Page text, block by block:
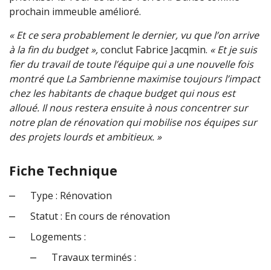
prochain immeuble amélioré.
« Et ce sera probablement le dernier, vu que l’on arrive
à la fin du budget »,conclut Fabrice Jacqmin. « Et je suis
fier du travail de toute l’équipe qui a une nouvelle fois
montré que La Sambrienne maximise toujours l’impact
chez les habitants de chaque budget qui nous est
alloué. Il nous restera ensuite à nous concentrer sur
notre plan de rénovation qui mobilise nos équipes sur
des projets lourds et ambitieux. »
Fiche Technique
Type : Rénovation
Statut : En cours de rénovation
Logements :
Travaux terminés :